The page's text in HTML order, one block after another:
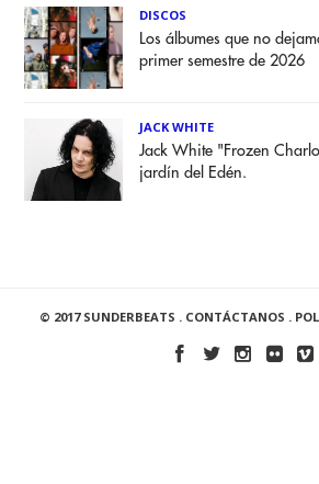
DISCOS
Los álbumes que no
primer semestre de 2026
JACK WHITE
Jack White "Frozen
jardín del Edén.
© 2017 SUNDERBEATS . CONTÁCTANOS .